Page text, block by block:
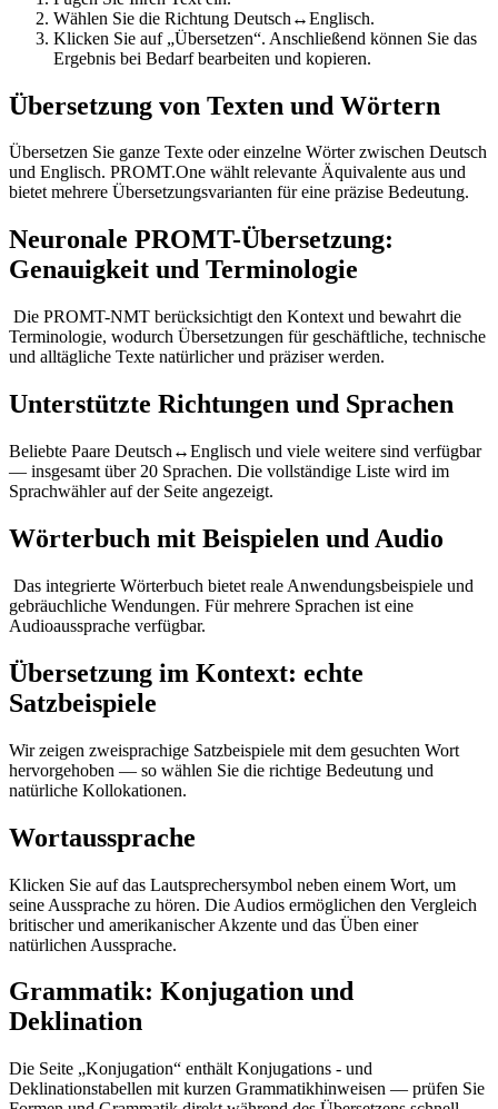
Wählen Sie die Richtung Deutsch↔Englisch.
Klicken Sie auf „Übersetzen“. Anschließend können Sie das
Ergebnis bei Bedarf bearbeiten und kopieren.
Übersetzung von Texten und Wörtern
Übersetzen Sie ganze Texte oder einzelne Wörter zwischen Deutsch
und Englisch. PROMT.One wählt relevante Äquivalente aus und
bietet mehrere Übersetzungsvarianten für eine präzise Bedeutung.
Neuronale PROMT-Übersetzung:
Genauigkeit und Terminologie
Die PROMT-NMT berücksichtigt den Kontext und bewahrt die
Terminologie, wodurch Übersetzungen für geschäftliche, technische
und alltägliche Texte natürlicher und präziser werden.
Unterstützte Richtungen und Sprachen
Beliebte Paare Deutsch↔Englisch und viele weitere sind verfügbar
— insgesamt über 20 Sprachen. Die vollständige Liste wird im
Sprachwähler auf der Seite angezeigt.
Wörterbuch mit Beispielen und Audio
Das integrierte Wörterbuch bietet reale Anwendungsbeispiele und
gebräuchliche Wendungen. Für mehrere Sprachen ist eine
Audioaussprache verfügbar.
Übersetzung im Kontext: echte
Satzbeispiele
Wir zeigen zweisprachige Satzbeispiele mit dem gesuchten Wort
hervorgehoben — so wählen Sie die richtige Bedeutung und
natürliche Kollokationen.
Wortaussprache
Klicken Sie auf das Lautsprechersymbol neben einem Wort, um
seine Aussprache zu hören. Die Audios ermöglichen den Vergleich
britischer und amerikanischer Akzente und das Üben einer
natürlichen Aussprache.
Grammatik: Konjugation und
Deklination
Die Seite „Konjugation“ enthält Konjugations - und
Deklinationstabellen mit kurzen Grammatikhinweisen — prüfen Sie